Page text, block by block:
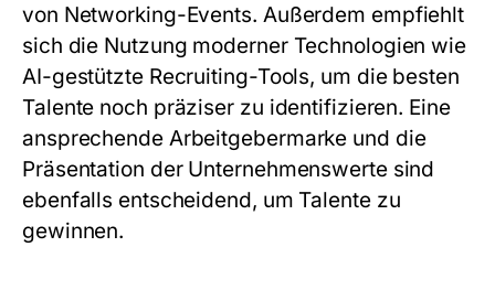
von Networking-Events. Außerdem empfiehlt
sich die Nutzung moderner Technologien wie
AI-gestützte Recruiting-Tools, um die besten
Talente noch präziser zu identifizieren. Eine
ansprechende Arbeitgebermarke und die
Präsentation der Unternehmenswerte sind
ebenfalls entscheidend, um Talente zu
gewinnen.